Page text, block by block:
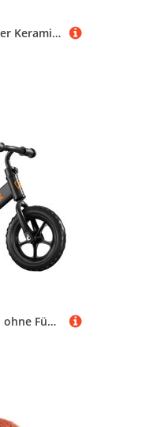
1200 w kleiner mobiler Keramik-Heizlüfter, energiesparend, Kühler für Badezimmer und Büro, tragbare Heizung mit Luftfilter – Grün, aafgvc
Elektroauto, Laufrad ohne Füße für 2-3-4-jährige Kinder, Weihnachtsgeschenke für Kinder – Schwarz